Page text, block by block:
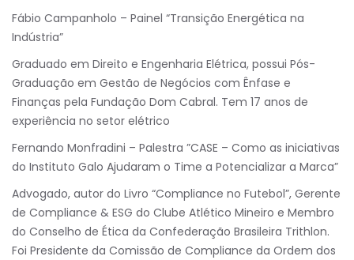
Fábio Campanholo – Painel “Transição Energética na
Indústria”
Graduado em Direito e Engenharia Elétrica, possui Pós-
Graduação em Gestão de Negócios com Ênfase e
Finanças pela Fundação Dom Cabral. Tem 17 anos de
experiência no setor elétrico
Fernando Monfradini – Palestra ”CASE – Como as iniciativas
do Instituto Galo Ajudaram o Time a Potencializar a Marca”
Advogado, autor do Livro “Compliance no Futebol”, Gerente
de Compliance & ESG do Clube Atlético Mineiro e Membro
do Conselho de Ética da Confederação Brasileira Trithlon.
Foi Presidente da Comissão de Compliance da Ordem dos